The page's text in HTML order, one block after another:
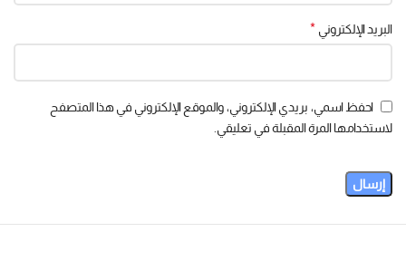
البريد الإلكتروني *
احفظ اسمي، بريدي الإلكتروني، والموقع الإلكتروني في هذا المتصفح
لاستخدامها المرة المقبلة في تعليقي.